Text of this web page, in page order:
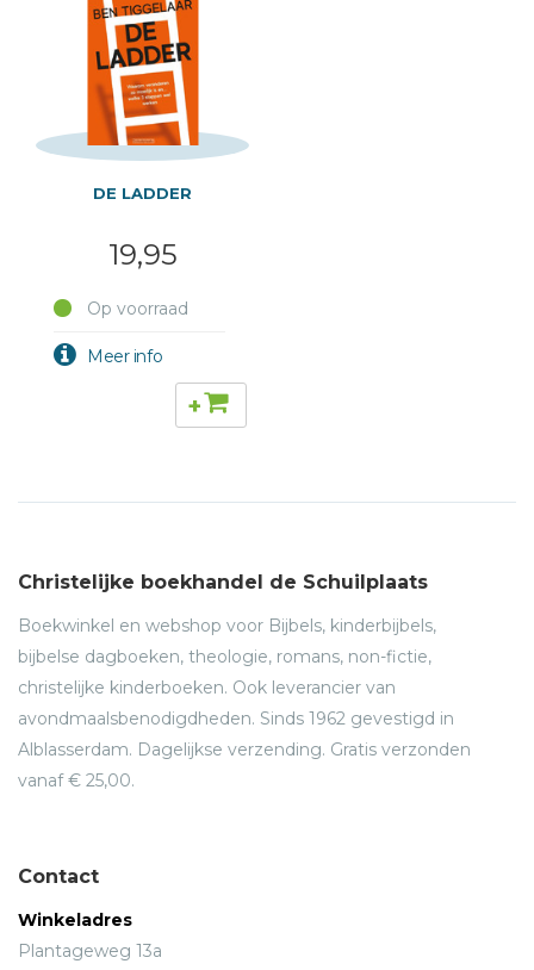
DE LADDER
19,95
Op voorraad
+
Christelijke boekhandel de Schuilplaats
Boekwinkel en webshop voor Bijbels, kinderbijbels,
bijbelse dagboeken, theologie, romans, non-fictie,
christelijke kinderboeken. Ook leverancier van
avondmaalsbenodigdheden. Sinds 1962 gevestigd in
Alblasserdam. Dagelijkse verzending. Gratis verzonden
vanaf € 25,00.
Contact
Winkeladres
Plantageweg 13a